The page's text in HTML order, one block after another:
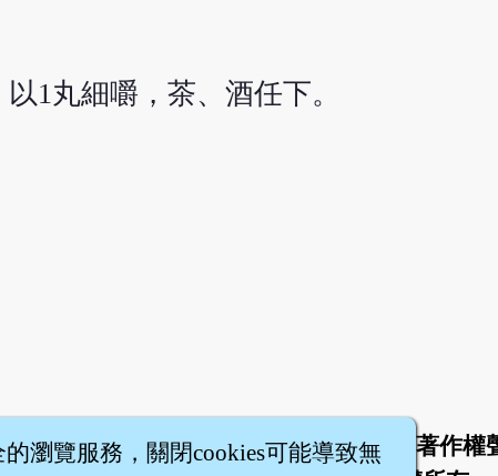
1丸細嚼，茶、酒任下。
| 聯絡我們 服務條款 隱私權條款
著作權
瀏覽服務，關閉cookies可能導致無